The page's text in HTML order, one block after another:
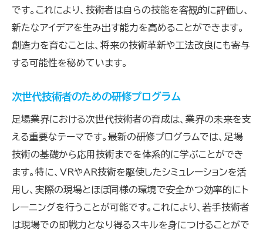
です。これにより、技術者は自らの技能を客観的に評価し、
新たなアイデアを生み出す能力を高めることができます。
創造力を育むことは、将来の技術革新や工法改良にも寄与
する可能性を秘めています。
次世代技術者のための研修プログラム
足場業界における次世代技術者の育成は、業界の未来を支
える重要なテーマです。最新の研修プログラムでは、足場
技術の基礎から応用技術までを体系的に学ぶことができ
ます。特に、VRやAR技術を駆使したシミュレーションを活
用し、実際の現場とほぼ同様の環境で安全かつ効率的にト
レーニングを行うことが可能です。これにより、若手技術者
は現場での即戦力となり得るスキルを身につけることがで